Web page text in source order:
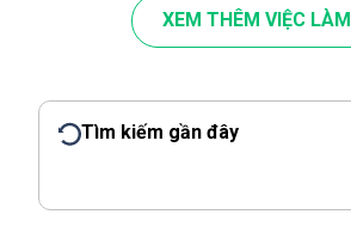
XEM THÊM VIỆC LÀM
Tìm kiếm gần đây